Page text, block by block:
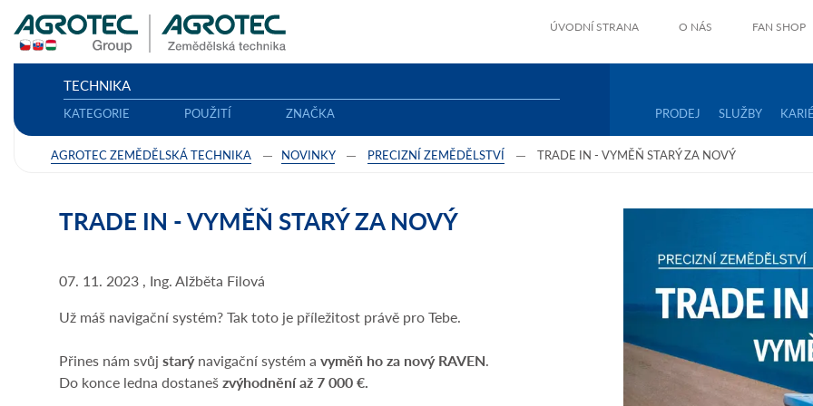
ÚVODNÍ STRANA O NÁS FAN SHOP
TECHNIKA
KATEGORIE POUŽITÍ ZNAČKA PRODEJ SLUŽBY
AGROTEC ZEMĚDĚLSKÁ TECHNIKA NOVINKY PRECIZNÍ ZEMĚDĚLSTVÍ TRADE IN - VYMĚŇ STARÝ ZA NOVÝ
TRADE IN - VYMĚŇ STARÝ ZA NOVÝ
07. 11. 2023 , Ing. Alžběta Filová
Už máš navigační systém? Tak toto je příležitost právě pro Tebe.
Přines nám svůj starýnavigační systém a vyměň ho za nový RAVEN.
Do konce ledna dostanešzvýhodnění až 7 000 €.